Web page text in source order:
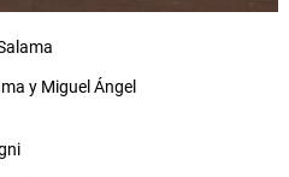
y Miguel Ángel